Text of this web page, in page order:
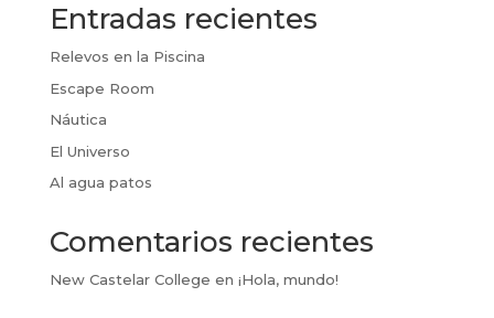
Entradas recientes
Relevos en la Piscina
Escape Room
Náutica
El Universo
Al agua patos
Comentarios recientes
New Castelar College en ¡Hola, mundo!